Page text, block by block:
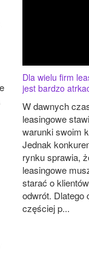
Dla wielu firm
jest bardzo
W dawnych
leasingowe
warunki swoim
Jednak
rynku sprawia,
leasingowe
starać o
odwrót. Dlatego
częściej p...